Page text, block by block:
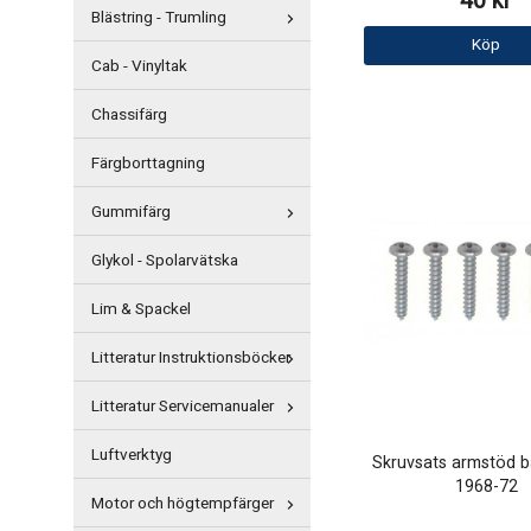
Blästring - Trumling
Cab - Vinyltak
Chassifärg
Färgborttagning
Gummifärg
Glykol - Spolarvätska
Lim & Spackel
Litteratur Instruktionsböcker
Litteratur Servicemanualer
Luftverktyg
Motor och högtempfärger
Köp
Skruvsats armstöd
1968-72